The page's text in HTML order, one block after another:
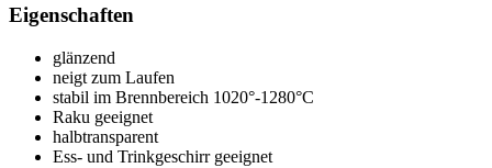
Eigenschaften
glänzend
neigt zum Laufen
stabil im Brennbereich 1020°-1280°C
Raku geeignet
halbtransparent
Ess- und Trinkgeschirr geeignet